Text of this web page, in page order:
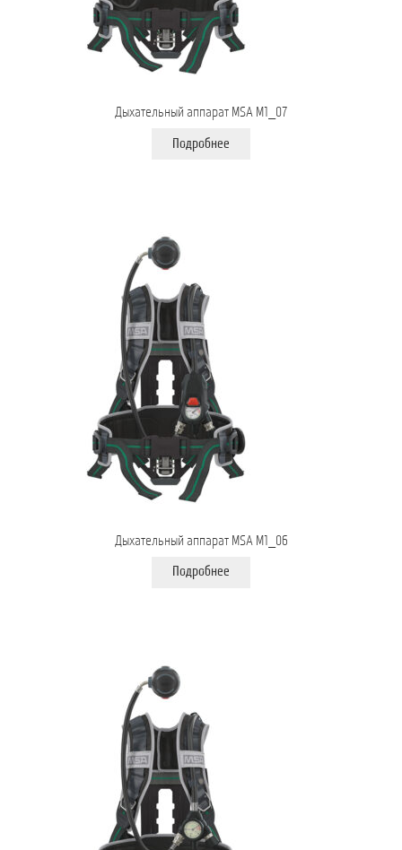
Дыхательный аппарат MSA M1_07
Подробнее
Дыхательный аппарат MSA M1_06
Подробнее